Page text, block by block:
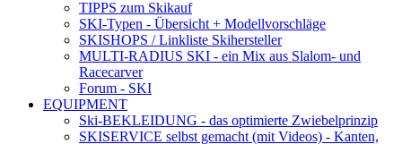
TIPPS zum Skikauf
SKI-Typen - Übersicht + Modellvorschläge
SKISHOPS / Linkliste Skihersteller
MULTI-RADIUS SKI - ein Mix aus Slalom- und
Racecarver
Forum - SKI
EQUIPMENT
Ski-BEKLEIDUNG - das optimierte Zwiebelprinzip
SKISERVICE selbst gemacht (mit Videos) - Kanten,